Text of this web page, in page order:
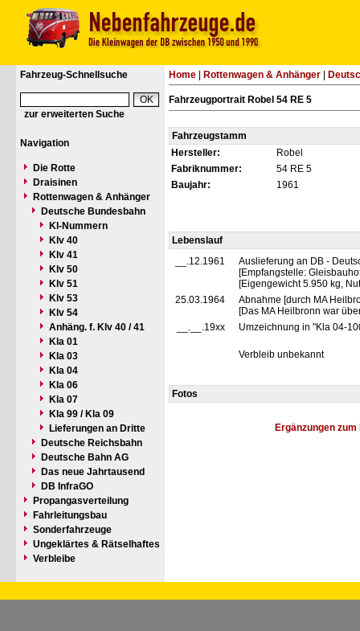
Fahrzeug-Schnellsuche
zur erweiterten Suche
Navigation
Die Rotte
Draisinen
Rottenwagen & Anhänger
Deutsche Bundesbahn
Kl-Nummern
Klv 40
Klv 41
Klv 50
Klv 51
Klv 53
Klv 54
Anhäng. f. Klv 40 / 41
Kla 01
Kla 03
Kla 04
Kla 06
Kla 07
Kla 99 / Kla 09
Lieferungen an Dritte
Deutsche Reichsbahn
Deutsche Bahn AG
Das neue Jahrtausend
DB InfraGO
Propangasverteilung
Fahrleitungsbau
Sonderfahrzeuge
Ungeklärtes & Rätselhaftes
Verbleibe
Home Rottenwagen & Anhänger
Fahrzeugportrait Robel 54 RE 5
Fahrzeugstamm
Hersteller:
Robel
Fabriknummer:
54 RE 5
Baujahr:
1961
Lebenslauf
__.12.1961
Auslieferung an DB -
[Empfangstelle:
[Eigengewicht 5.950 kg,
25.03.1964
Abnahme [durch MA
[Das MA Heilbronn war
__.__.19xx
Umzeichnung in "Kla 04-
Verbleib unbekannt
Fotos
Ergänzungen